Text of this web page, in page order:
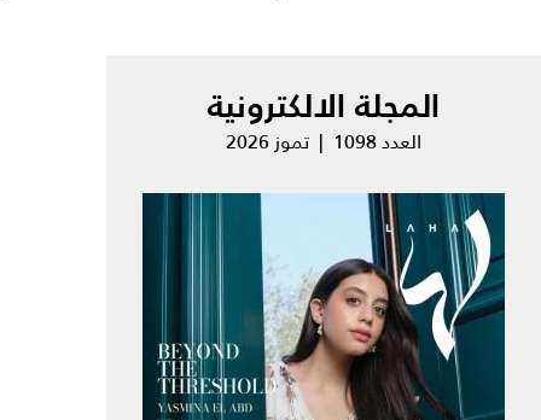
المجلة الالكترونية
العدد 1098 | تموز 2026